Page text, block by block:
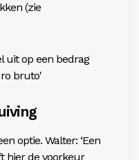
(zie
uit op een bedrag
bruto'
optie. Walter: ‘Een
hier de voorkeur